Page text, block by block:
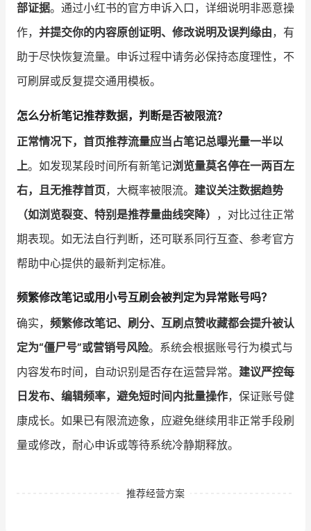
部证据。通过小红书的官方申诉入口，详细说明非恶意操
作， 并提交你的内容原创证明、修改说明及误判缘由，有
助于尽快恢复流量。申诉过程中请务必保持态度理性，不
可刷屏或反复提交通用模板。
怎么分析笔记推荐数据，判断是否被限流？
正常情况下，首页推荐流量应当占笔记总曝光量一半以
上。如发现某段时间所有新笔记浏览量莫名停在一两百左
右，且无推荐首页，大概率被限流。 建议关注数据趋势
（如浏览裂变、特别是推荐量曲线突降） ，对比过往正常
期表现。如无法自行判断，还可联系同行互查、参考官方
帮助中心提供的最新判定标准。
频繁修改笔记或用小号互刷会被判定为异常账号吗？
确实， 频繁修改笔记、刷分、互刷点赞收藏都会提升被认
定为“僵尸号”或营销号风险。系统会根据账号行为模式与
内容发布时间，自动识别是否存在运营异常。 建议严控每
日发布、编辑频率，避免短时间内批量操作，保证账号健
康成长。如果已有限流迹象，应避免继续用非正常手段刷
量或修改，耐心申诉或等待系统冷静期释放。
推荐经营方案